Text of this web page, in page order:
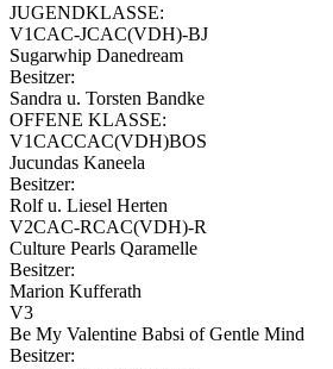
JUGENDKLASSE:
V1CAC-JCAC(VDH)-BJ
Sugarwhip Danedream
Besitzer:
Sandra u. Torsten Bandke
OFFENE KLASSE:
V1CACCAC(VDH)BOS
Jucundas Kaneela
Besitzer:
Rolf u. Liesel Herten
V2CAC-RCAC(VDH)-R
Culture Pearls Qaramelle
Besitzer:
Marion Kufferath
V3
Be My Valentine Babsi of Gentle Mind
Besitzer: